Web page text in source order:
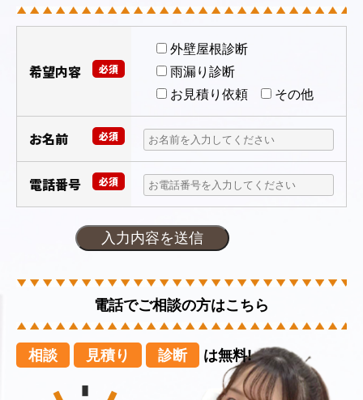
必須
希望内容
外壁屋根診断
雨漏り診断
お見積り依頼
その他
お名前 必須
電話番号 必須
電話でご相談の方はこちら
相談 見積り 診断 は無料!